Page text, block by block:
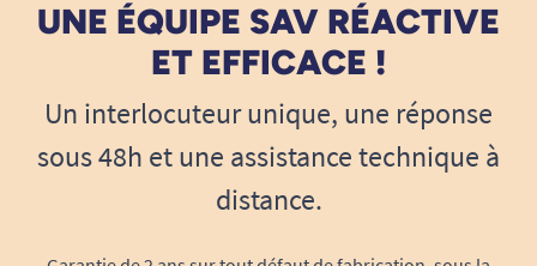
UNE ÉQUIPE SAV RÉACTIVE
ET EFFICACE !
Un interlocuteur unique, une réponse
sous 48h et une assistance technique à
distance.